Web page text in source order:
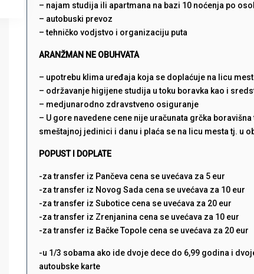
– najam studija ili apartmana na bazi 10 noćenja po
– autobuski prevoz
– tehničko vodjstvo i organizaciju puta
ARANŽMAN NE OBUHVATA
– upotrebu klima uređaja koja se doplaćuje na licu
– održavanje higijene studija u toku boravka kao i
– medjunarodno zdravstveno osiguranje
– U gore navedene cene nije uračunata grčka
smeštajnoj jedinici i danu i plaća se na licu mesta tj. u
POPUST I DOPLATE
-za transfer iz Pančeva cena se uvećava za 5 eur
-za transfer iz Novog Sada cena se uvećava za 10 eur
-za transfer iz Subotice cena se uvećava za 20 eur
-za transfer iz Zrenjanina cena se uvećava za 10 eur
-za transfer iz Bačke Topole cena se uvećava za 20 eur
-u 1/3 sobama ako ide dvoje dece do 6,99 godina i
autoubske karte